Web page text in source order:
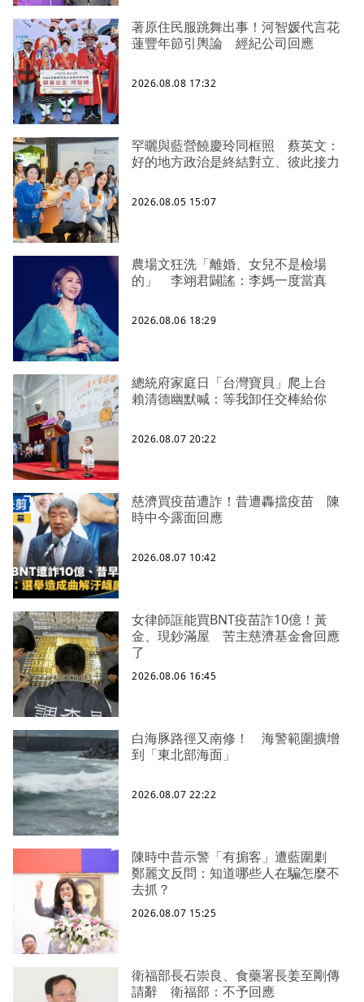
著原住民服跳舞出事！河智媛代言花
蓮豐年節引輿論 經紀公司回應
2026.08.08 17:32
罕曬與藍營饒慶玲同框照 蔡英文：
好的地方政治是終結對立、彼此接力
2026.08.05 15:07
農場文狂洗「離婚、女兒不是檢場
的」 李翊君闢謠：李媽一度當真
2026.08.06 18:29
總統府家庭日「台灣寶貝」爬上台
賴清德幽默喊：等我卸任交棒給你
2026.08.07 20:22
慈濟買疫苗遭詐！昔遭轟擋疫苗 陳
時中今露面回應
2026.08.07 10:42
女律師誆能買BNT疫苗詐10億！黃
金、現鈔滿屋 苦主慈濟基金會回應
了
2026.08.06 16:45
白海豚路徑又南修！ 海警範圍擴增
到「東北部海面」
2026.08.07 22:22
陳時中昔示警「有掮客」遭藍圍剿
鄭麗文反問：知道哪些人在騙怎麼不
去抓？
2026.08.07 15:25
衛福部長石崇良、食藥署長姜至剛傳
請辭 衛福部：不予回應